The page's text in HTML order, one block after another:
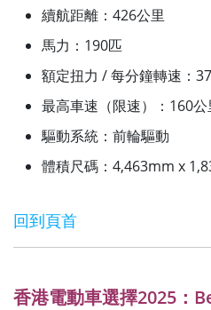
續航距離：426公里
馬力：190匹
額定扭力 / 每分鐘轉速：
最高車速（限速）：160
驅動系統：前輪驅動
體積尺碼：4,463mm x
回到頁首
香港電動車選擇2025：